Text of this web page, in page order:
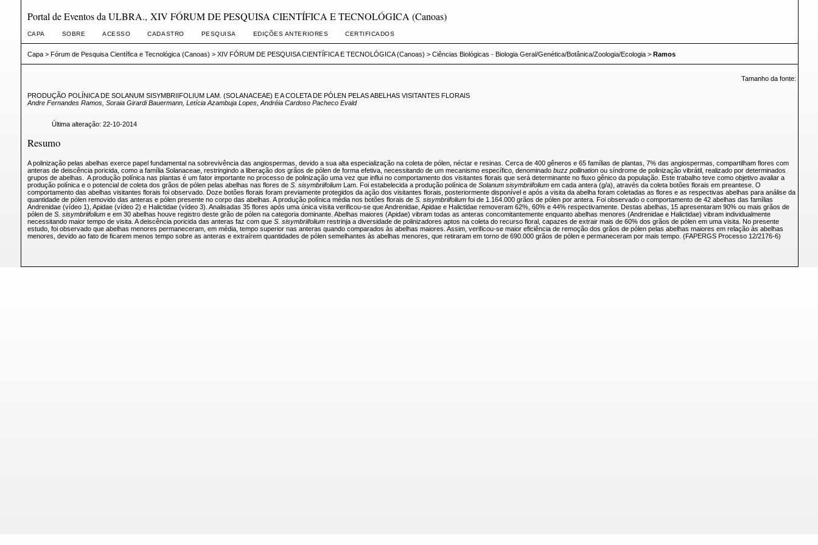
Portal de Eventos da ULBRA., XIV FÓRUM DE PESQUISA CIENTÍFICA E TECNOLÓGICA (Canoas)
CAPA SOBRE ACESSO CADASTRO PESQUISA EDIÇÕES ANTERIORES CERTIFICADOS
Capa> Fórum de Pesquisa Científica e Tecnológica (Canoas) > XIV FÓRUM DE PESQUISA CIENTÍFICA E TECNOLÓGICA (Canoas) > Ciências Biológicas - Biologia Geral/Genética/Botânica/Zoologia/Ecologia> Ramos
Tamanho da fonte:
PRODUÇÃO POLÍNICA DE SOLANUM SISYMBRIIFOLIUM LAM. (SOLANACEAE) E A COLETA DE PÓLEN PELAS ABELHAS VISITANTES FLORAIS
Andre Fernandes Ramos, Soraia Girardi Bauermann, Letícia Azambuja Lopes, Andréia Cardoso Pacheco Evald
Última alteração: 22-10-2014
Resumo
A polinização pelas abelhas exerce papel fundamental na sobrevivência das angiospermas, devido a sua alta especialização na coleta de pólen, néctar e resinas. Cerca de 400 gêneros e 65 famílias de plantas, 7% das angiospermas, compartilham flores com
anteras de deiscência poricida, como a família Solanaceae, restringindo a liberação dos grãos de pólen de forma efetiva, necessitando de um mecanismo específico, denominado buzz pollinationou síndrome de polinização vibrátil, realizado por determinados
grupos de abelhas. A produção polínica nas plantas é um fator importante no processo de polinização uma vez que influi no comportamento dos visitantes florais que será determinante no fluxo gênico da população. Este trabalho teve como objetivo avaliar a
produção polínica e o potencial de coleta dos grãos de pólen pelas abelhas nas flores de S. sisymbriifoliumLam. Foi estabelecida a produção polínica de Solanum sisymbriifolium em cada antera (g/a), através da coleta botões florais em preantese. O
comportamento das abelhas visitantes florais foi observado. Doze botões florais foram previamente protegidos da ação dos visitantes florais, posteriormente disponível e após a visita da abelha foram coletadas as flores e as respectivas abelhas para análise da
quantidade de pólen removido das anteras e pólen presente no corpo das abelhas. A produção polínica média nos botões florais de S. sisymbriifoliumfoi de 1.164.000 grãos de pólen por antera. Foi observado o comportamento de 42 abelhas das famílias
Andrenidae (vídeo 1), Apidae (vídeo 2) e Halictidae (vídeo 3). Analisadas 35 flores após uma única visita verificou-se que Andrenidae, Apidae e Halictidae removeram 62%, 60% e 44% respectivamente. Destas abelhas, 15 apresentaram 90% ou mais grãos de
pólen de S. sisymbriifolium e em 30 abelhas houve registro deste grão de pólen na categoria dominante. Abelhas maiores (Apidae) vibram todas as anteras concomitantemente enquanto abelhas menores (Andrenidae e Halictidae) vibram individualmente
necessitando maior tempo de visita. A deiscência poricida das anteras faz com que S. sisymbriifoliumrestrinja a diversidade de polinizadores aptos na coleta do recurso floral, capazes de extrair mais de 60% dos grãos de pólen em uma visita. No presente
estudo, foi observado que abelhas menores permaneceram, em média, tempo superior nas anteras quando comparados às abelhas maiores. Assim, verificou-se maior eficiência de remoção dos grãos de pólen pelas abelhas maiores em relação às abelhas
menores, devido ao fato de ficarem menos tempo sobre as anteras e extraírem quantidades de pólen semelhantes às abelhas menores, que retiraram em torno de 690.000 grãos de pólen e permaneceram por mais tempo. (FAPERGS Processo 12/2176-6)